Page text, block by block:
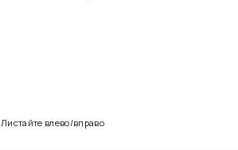
Листайте влево/вправо